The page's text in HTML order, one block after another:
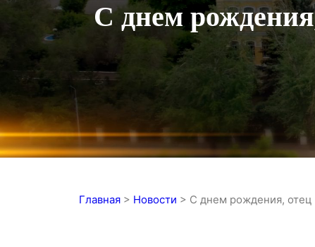
С днем
Главная > Новости > С днем рождения,